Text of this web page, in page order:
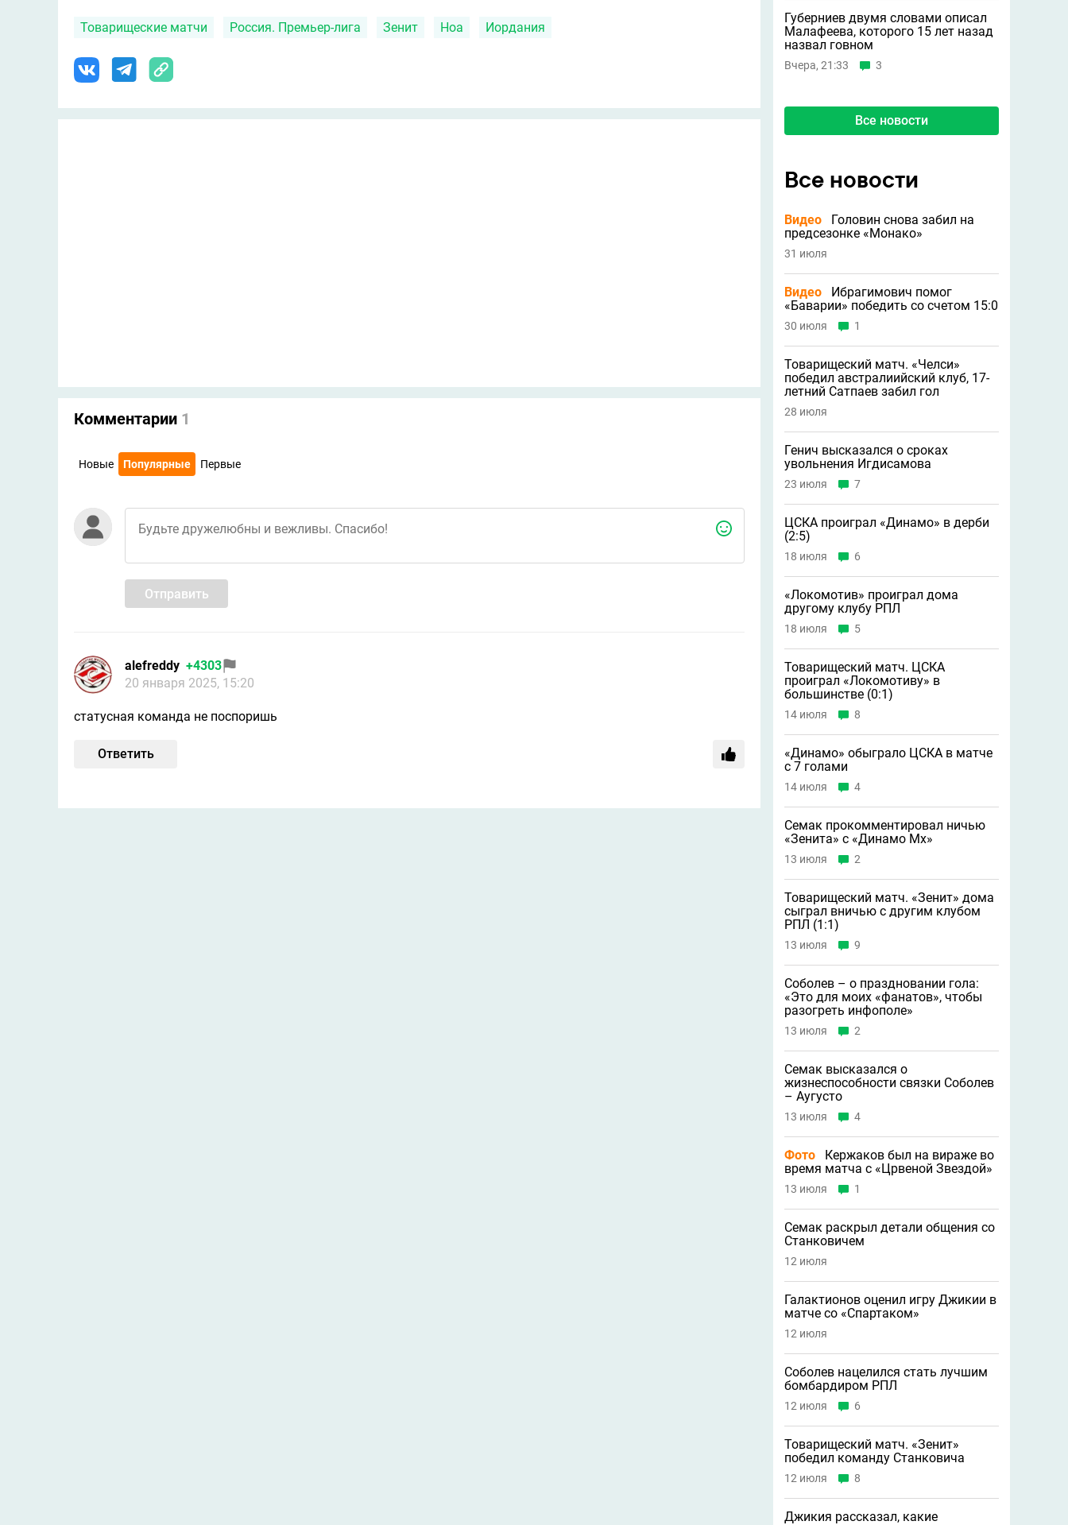
Товарищеские матчи Россия. Премьер-лига Зенит Ноа Иордания
Комментарии 1
Новые Популярные Первые
Отправить
alefreddy +4303
20 января 2025, 15:20
статусная команда не поспоришь
Ответить
Губерниев двумя словами описал
Малафеева, которого 15 лет назад
назвал говном
Вчера, 21:33 3
Все новости
Все новости
Видео
Головин снова забил на
предсезонке «Монако»
31 июля
Видео
Ибрагимович помог
«Баварии» победить со счетом 15:0
30 июля 1
Товарищеский матч. «Челси»
победил австралиийский клуб, 17-
летний Сатпаев забил гол
28 июля
Генич высказался о сроках
увольнения Игдисамова
23 июля 7
ЦСКА проиграл «Динамо» в дерби
(2:5)
18 июля 6
«Локомотив» проиграл дома
другому клубу РПЛ
18 июля 5
Товарищеский матч. ЦСКА
проиграл «Локомотиву» в
большинстве (0:1)
14 июля 8
«Динамо» обыграло ЦСКА в матче
с 7 голами
14 июля 4
Семак прокомментировал ничью
«Зенита» с «Динамо Мх»
13 июля 2
Товарищеский матч. «Зенит» дома
сыграл вничью с другим клубом
РПЛ (1:1)
13 июля 9
Соболев – о праздновании гола:
«Это для моих «фанатов», чтобы
разогреть инфополе»
13 июля 2
Семак высказался о
жизнеспособности связки Соболев
– Аугусто
13 июля 4
Фото
Кержаков был на вираже во
время матча с «Црвеной Звездой»
13 июля 1
Семак раскрыл детали общения со
Станковичем
12 июля
Галактионов оценил игру Джикии в
матче со «Спартаком»
12 июля
Соболев нацелился стать лучшим
бомбардиром РПЛ
12 июля 6
Товарищеский матч. «Зенит»
победил команду Станковича
12 июля 8
Джикия рассказал, какие